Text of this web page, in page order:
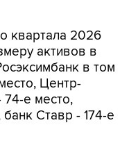
квартала 2026
активов в
в том
Центр-
74-е место,
Ставр - 174-е